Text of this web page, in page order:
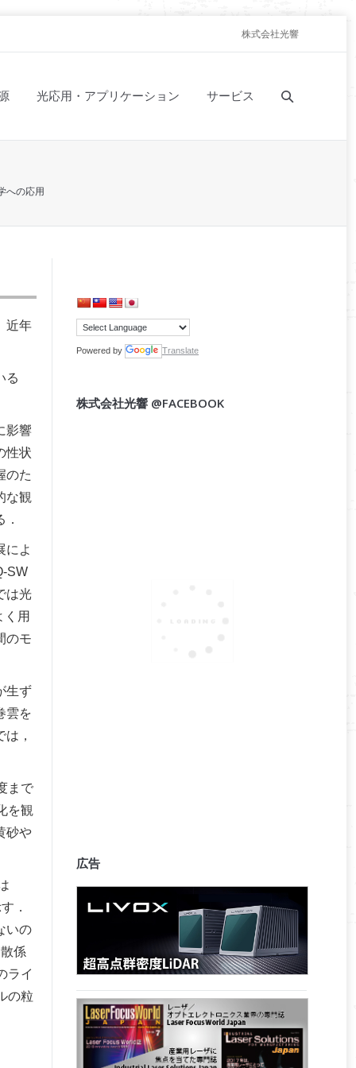
株式会社光響
光応用・アプリケーション サービス
への応用
近年
る
影響
性状
のた
な観
によ
SW
は光
用
のモ
生ず
雲を
，
まで
を観
砂や
．
いの
係
ライ
の粒
Powered by Translate
株式会社光響 @FACEBOOK
広告